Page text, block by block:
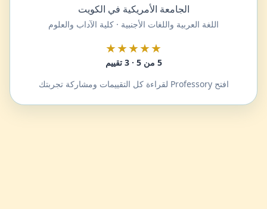
الجامعة الأمريكية في الكويت
اللغة العربية واللغات الأجنبية · كلية الآداب والعلوم
★★★★★
5 من 5 · 3 تقييم
افتح Professory لقراءة كل التقييمات ومشاركة تجربتك